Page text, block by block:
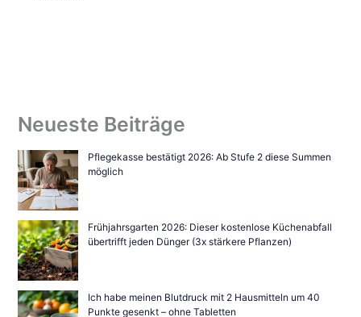
Neueste Beiträge
Pflegekasse bestätigt 2026: Ab Stufe 2 diese Summen
möglich
Frühjahrsgarten 2026: Dieser kostenlose Küchenabfall
übertrifft jeden Dünger (3x stärkere Pflanzen)
Ich habe meinen Blutdruck mit 2 Hausmitteln um 40
Punkte gesenkt – ohne Tabletten